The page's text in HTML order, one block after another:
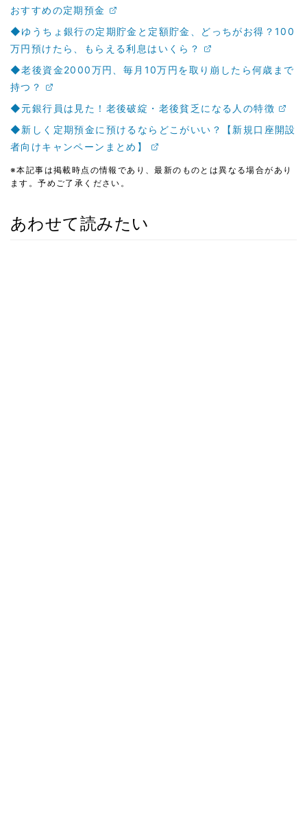
おすすめの定期預金
◆ゆうちょ銀行の定期貯金と定額貯金、どっちがお得？100
万円預けたら、もらえる利息はいくら？
◆老後資金2000万円、毎月10万円を取り崩したら何歳まで
持つ？
◆元銀行員は見た！老後破綻・老後貧乏になる人の特徴
◆新しく定期預金に預けるならどこがいい？【新規口座開設
者向けキャンペーンまとめ】
※本記事は掲載時点の情報であり、最新のものとは異なる場合があり
ます。予めご了承ください。
あわせて読みたい